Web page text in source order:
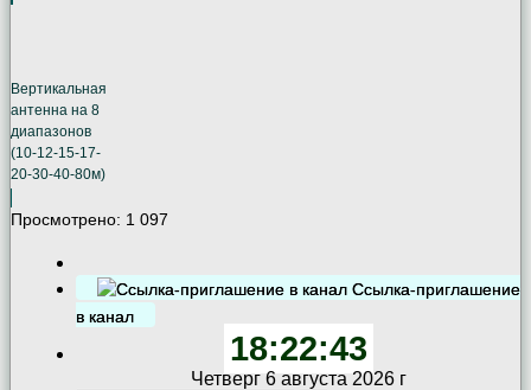
Вертикальная
антенна на 8
диапазонов
(10-12-15-17-
20-30-40-80м)
Просмотрено: 1 097
Ссылка-приглашение
в канал
18:22:44
Четверг 6 августа 2026 г